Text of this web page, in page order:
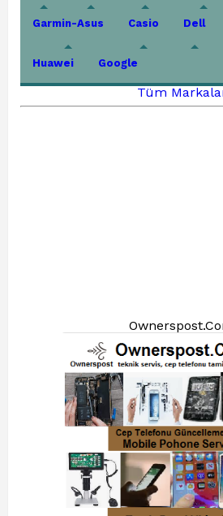
Garmin-Asus Casio Dell
Huawei Google
Tüm